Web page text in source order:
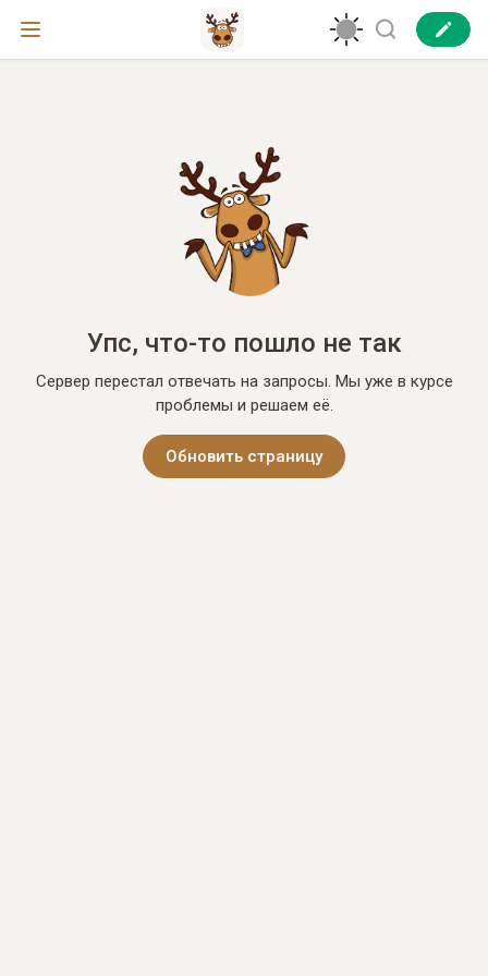
Упс, что-то пошло не так
Сервер перестал отвечать на запросы. Мы уже в курсе
проблемы и решаем её.
Обновить страницу